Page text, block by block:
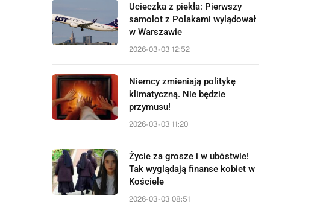
Ucieczka z piekła: Pierwszy
samolot z Polakami wylądował
w Warszawie
2026-03-03 12:52
Niemcy zmieniają politykę
klimatyczną. Nie będzie
przymusu!
2026-03-03 11:20
Życie za grosze i w ubóstwie!
Tak wyglądają finanse kobiet w
Kościele
2026-03-03 08:51